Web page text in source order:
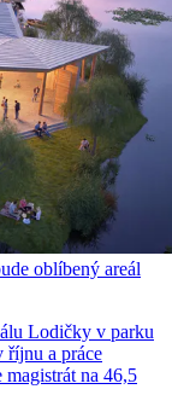
oblíbený areál
Lodičky v parku
říjnu a práce
na 46,5